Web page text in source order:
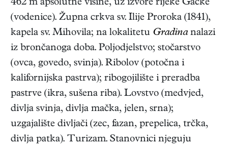
462 m apsolutne visine, uz izvore rijeke Gacke
(vodenice). Župna crkva sv. Ilije Proroka (1841),
kapela sv. Mihovila; na lokalitetu Gradinanalazi
iz brončanoga doba. Poljodjelstvo; stočarstvo
(ovca, govedo, svinja). Ribolov (potočna i
kalifornijska pastrva); ribogojilište i preradba
pastrve (ikra, sušena riba). Lovstvo (medvjed,
divlja svinja, divlja mačka, jelen, srna);
uzgajalište divljači (zec, fazan, prepelica, trčka,
divlja patka). Turizam. Stanovnici njeguju